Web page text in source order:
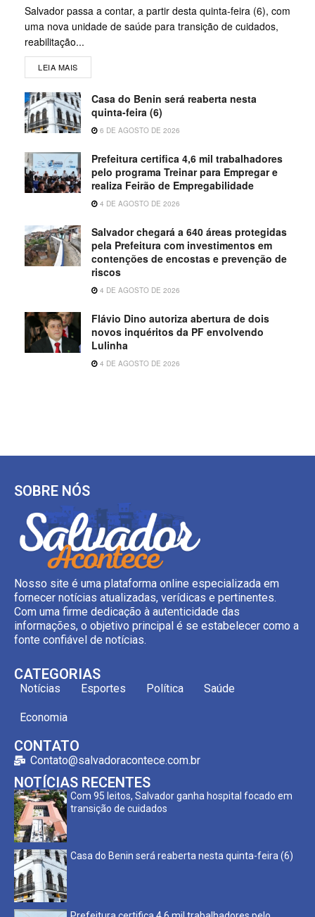
Salvador passa a contar, a partir desta quinta-feira (6), com
uma nova unidade de saúde para transição de cuidados,
reabilitação...
LEIA MAIS
Casa do Benin será reaberta nesta
quinta-feira (6)
6 DE AGOSTO DE 2026
Prefeitura certifica 4,6 mil trabalhadores
pelo programa Treinar para Empregar e
realiza Feirão de Empregabilidade
4 DE AGOSTO DE 2026
Salvador chegará a 640 áreas protegidas
pela Prefeitura com investimentos em
contenções de encostas e prevenção de
riscos
4 DE AGOSTO DE 2026
Flávio Dino autoriza abertura de dois
novos inquéritos da PF envolvendo
Lulinha
4 DE AGOSTO DE 2026
SOBRE NÓS
Nosso site é uma plataforma online especializada em
fornecer notícias atualizadas, verídicas e pertinentes.
Com uma firme dedicação à autenticidade das
informações, o objetivo principal é se estabelecer como a
fonte confiável de notícias.
CATEGORIAS
Notícias Esportes Política Saúde
Economia
CONTATO
Contato@salvadoracontece.com.br
NOTÍCIAS RECENTES
Com 95 leitos, Salvador ganha hospital focado em
transição de cuidados
Casa do Benin será reaberta nesta quinta-feira (6)